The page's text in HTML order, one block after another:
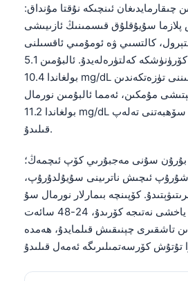
چىقارمايدىغان ئىنچىكە نۇقتا مۇنداق:
سۇيۇقلۇق قىسمىنىڭ ئازىيىشى
كالتسىي ۋە ئومۇمىي ئاقسىلنى
يېنىكلا يۇقىرى كۆرۈنۈشكە كەلتۈرەلەيدۇ. ئالبۇمىن 5.1 g/dL
بولغاندا 10.4 mg/dL لىق كالتسىي ئالبۇمىننى تۈزەتكەندىن
مۇمكىن، ئەمما ئالبۇمىن نورمال
بولغاندا 11.2 mg/dL لىق كالتسىي باشقاچە سۆھبەتنى تەلەپ
قىلىدۇ.
بۇرۇن سۇنى مەجبۇرىي كۆپ ئىچمەڭ؛
ئىچىش ناترىينى سۇيۇلدۇرۇپ،
كۆپىنچە بىمارلار نورمال سۇ
تولۇقلاش بىلەن ئەڭ ياخشى نەتىجە كۆرىدۇ، 24-48 سائەت
تاشقىرى چېنىقىش قىلمايدۇ، ھەمدە